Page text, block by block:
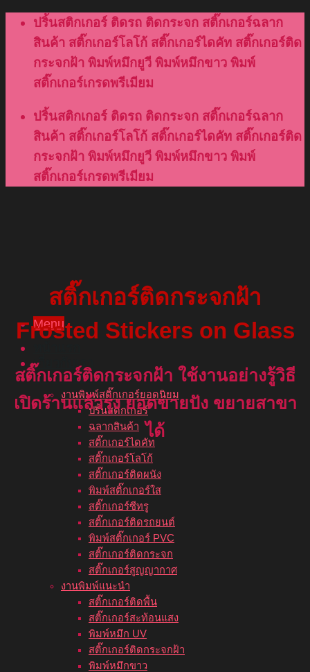
Skip
content
ปริ้นสติกเกอร์ ติดรถ ติดกระจก สติ๊กเกอร์ฉลาก
สินค้า สติ๊กเกอร์โลโก้ สติ๊กเกอร์ไดคัท สติ๊กเกอร์ติด
กระจกฝ้า พิมพ์หมึกยูวี พิมพ์หมึกขาว พิมพ์
สติ๊กเกอร์เกรดพรีเมียม
ปริ้นสติกเกอร์ ติดรถ ติดกระจก สติ๊กเกอร์ฉลาก
สินค้า สติ๊กเกอร์โลโก้ สติ๊กเกอร์ไดคัท สติ๊กเกอร์ติด
กระจกฝ้า พิมพ์หมึกยูวี พิมพ์หมึกขาว พิมพ์
สติ๊กเกอร์เกรดพรีเมียม
Menu
เกี่ยวกับเรา
บริการของเรา
งานพิมพ์สติ๊กเกอร์ยอดนิยม
ปริ้นสติกเกอร์
ฉลากสินค้า
สติ๊กเกอร์ไดคัท
สติ๊กเกอร์โลโก้
สติ๊กเกอร์ติดผนัง
พิมพ์สติ๊กเกอร์ใส
สติ๊กเกอร์ซีทรู
สติ๊กเกอร์ติดรถยนต์
พิมพ์สติ๊กเกอร์ PVC
สติ๊กเกอร์ติดกระจก
สติ๊กเกอร์สูญญากาศ
งานพิมพ์แนะนำ
สติ๊กเกอร์ติดพื้น
สติ๊กเกอร์สะท้อนแสง
พิมพ์หมึก UV
สติ๊กเกอร์ติดกระจกฝ้า
พิมพ์หมึกขาว
สติ๊กเกอร์ติดกระจกฝ้า
Frosted Stickers on Glass
สติ๊กเกอร์ติดกระจกฝ้า ใช้งานอย่างรู้วิธี
เปิดร้านแล้วรุ่ง ยอดขายปัง ขยายสาขา
ได้